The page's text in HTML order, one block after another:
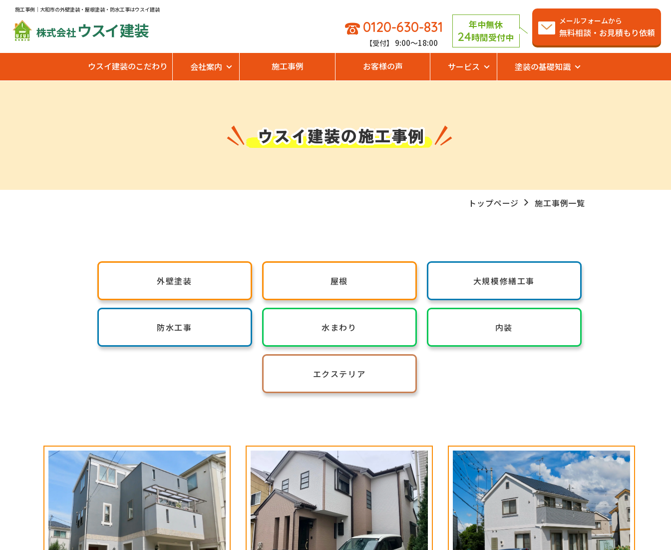
施工事例｜大和市の外壁塗装・屋根塗装・防水工事はウスイ建装
0120-630-831
【受付】 9:00～18:00
年中無休
24時間受付中
メールフォームから
無料相談・お見積もり依頼
塗装の基礎知識
サービス
施工事例 お客様の声
ウスイ建装のこだわり 会社案内
ウスイ建装の施工事例
トップページ 施工事例一覧
外壁塗装 屋根 大規模修繕工事
防水工事 水まわり 内装
エクステリア